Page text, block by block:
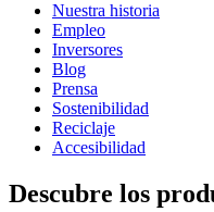
Nuestra historia
Empleo
Inversores
Blog
Prensa
Sostenibilidad
Reciclaje
Accesibilidad
Descubre los